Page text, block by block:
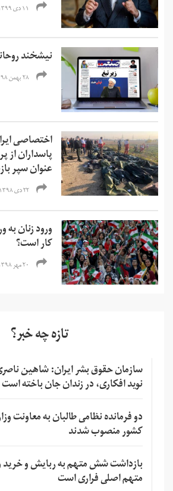
۱۱ دی ۱۳۹۹
نیشخند
۲۸ بهمن ۱۳۹۸
اختصاصی
پاسداران از
عنوان سپر
۲۲ دی ۱۳۹۸
ورود زنان به
کار است؟
۲۰ مهر ۱۳۹۸
تازه چه خبر؟
سازمان حقوق بشر ایران: شاهین
نوید افکاری، در زندان جان باخته است
دو فرمانده نظامی طالبان به معاونت
کشور منصوب شدند
بازداشت شش متهم به ربایش و
متهم اصلی فراری است